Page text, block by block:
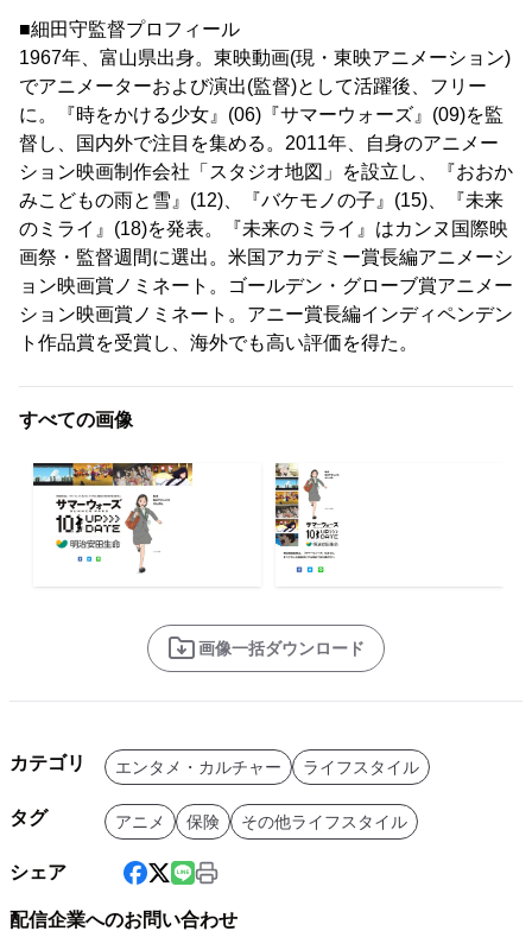
■細田守監督プロフィール
1967年、富山県出身。東映動画(現・東映アニメーション)
でアニメーターおよび演出(監督)として活躍後、フリー
に。『時をかける少女』(06)『サマーウォーズ』(09)を監
督し、国内外で注目を集める。2011年、自身のアニメー
ション映画制作会社「スタジオ地図」を設立し、『おおか
みこどもの雨と雪』(12)、『バケモノの子』(15)、『未来
のミライ』(18)を発表。『未来のミライ』はカンヌ国際映
画祭・監督週間に選出。米国アカデミー賞長編アニメーシ
ョン映画賞ノミネート。ゴールデン・グローブ賞アニメー
ション映画賞ノミネート。アニー賞長編インディペンデン
ト作品賞を受賞し、海外でも高い評価を得た。
すべての画像
画像一括ダウンロード
カテゴリ エンタメ・カルチャー ライフスタイル
タグ アニメ 保険 その他ライフスタイル
シェア
配信企業へのお問い合わせ